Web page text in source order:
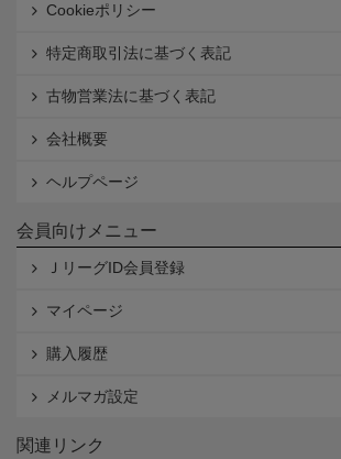
Cookieポリシー
特定商取引法に基づく表記
古物営業法に基づく表記
会社概要
ヘルプページ
会員向けメニュー
ＪリーグID会員登録
マイページ
購入履歴
メルマガ設定
関連リンク